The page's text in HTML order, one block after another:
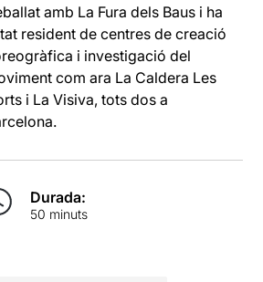
amb La Fura dels Baus i ha
resident de centres de creació
i investigació del
com ara La Caldera Les
i La Visiva, tots dos a
Durada:
50 minuts